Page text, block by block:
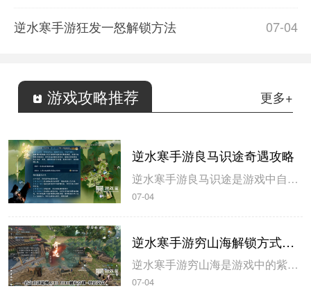
07-04
逆水寒手游狂发一怒解锁方法
游戏攻略推荐 更多+
逆水寒手游良马识途奇遇攻略
逆水寒手游良马识途是游戏中自动寻路的奇遇攻略，玩家解锁以后即可开始自动寻路，米葫芦小编带来逆水寒手游良马识途奇遇攻略，一起来看看吧。逆水寒手游良马识途奇遇攻略1、选择将某一张地图的熟识度跑到100%，这里需要不停的做探索小任务和骑马奔跑。地图的熟识度在左下角查看。2、熟识度达到100%后即可触发良...
07-04
逆水寒手游穷山海解锁方式攻略
逆水寒手游穷山海是游戏中的紫色装备，玩家在开服第三天就可以拿到，米葫芦小编带来逆水寒手游穷山海解锁方式攻略，希望可以帮到大家。逆水寒手游穷山海解锁方式攻略1、首先来到磁州433 990触发奇遇-驿站灭火，灭火后，拾取烧火棍。完成奇遇后获得1件穷山海装备和线索。2、前往汴京943 1091对话唐铸。...
07-04